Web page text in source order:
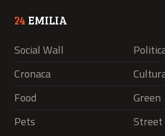
24 EMILIA
Social Wall
Cronaca
Food
Green
Pets
Street